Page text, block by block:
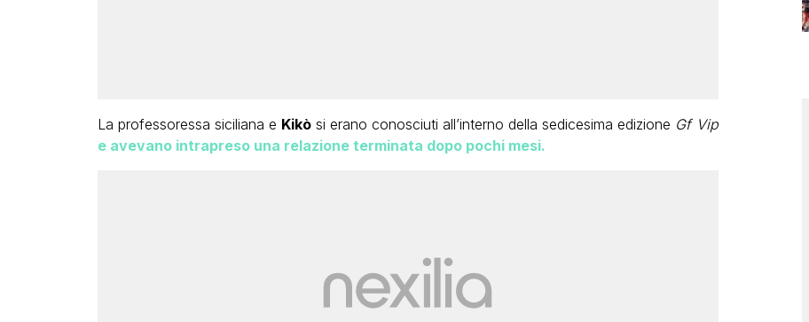
La professoressa siciliana e Kikòsi erano conosciuti all’interno della sedicesima edizione Gf Vip
e avevano intrapreso una relazione terminata dopo pochi mesi.